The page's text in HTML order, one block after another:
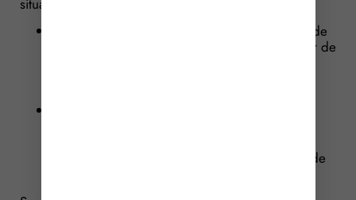
situations :
lorsque le propriétaire cède la nue-propriété de
l’immeuble, il est admis qu’il puisse bénéficier de
l’usufruit entraîne un cas de remise en cause de